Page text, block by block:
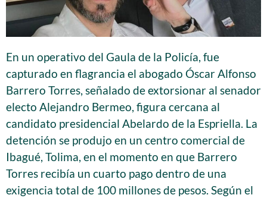
En un operativo del Gaula de la Policía, fue
capturado en flagrancia el abogado Óscar Alfonso
Barrero Torres, señalado de extorsionar al senador
electo Alejandro Bermeo, figura cercana al
candidato presidencial Abelardo de la Espriella. La
detención se produjo en un centro comercial de
Ibagué, Tolima, en el momento en que Barrero
Torres recibía un cuarto pago dentro de una
exigencia total de 100 millones de pesos. Según el